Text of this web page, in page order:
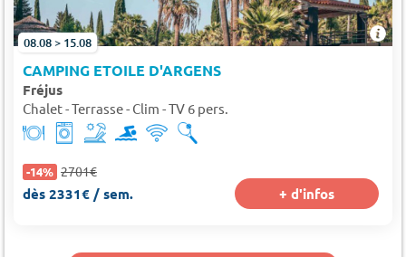
08.08 > 15.08
CAMPING ETOILE D'ARGENS
Fréjus
Chalet - Terrasse - Clim - TV 6 pers.
-14% 2701€
dès 2331€ / sem. + d'infos